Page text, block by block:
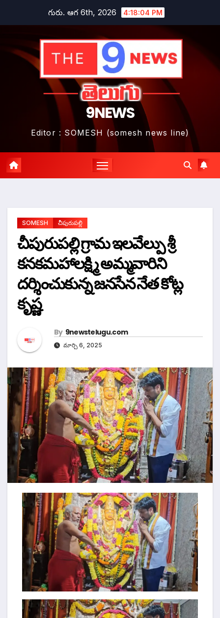
గురు. ఆగ 6th, 2026 4:18:06 PM
9NEWS
Editor : SOMESH (somesh news line)
SOMESH చీపురుపల్లి
చీపురుపల్లి గ్రామ ఇలవేల్పు శ్రీ
కనకమహాలక్ష్మి అమ్మవారిని
దర్శించుకున్న జనసేన నేత కోట్ల
కృష్ణ
By 9newstelugu.com
మార్చి 6, 2025